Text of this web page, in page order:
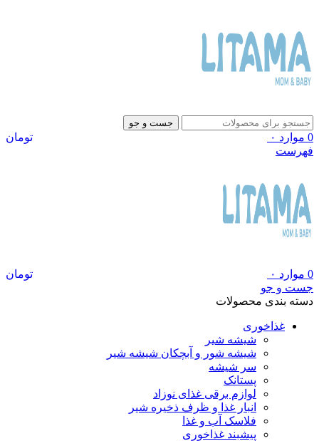
جست و جو
0 موارد ۰
تومان
فهرست
0 موارد ۰
تومان
جست و جو
دسته بندی محصولات
غذاخوری
شیشه شیر
شیشه ‌شور و آبچکان شیشه‌ شیر
سر شیشه
پستانک
لوازم برقی غذای نوزاد
انبار غذا و ظرف ذخیره شیر
فلاسک آب و غذا
پیشبند غذاخوری